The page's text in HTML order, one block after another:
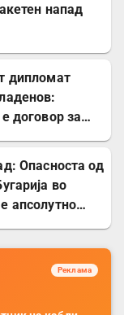
напад
дипломат
договор за
Опасноста од
во
апсолутно
Реклама